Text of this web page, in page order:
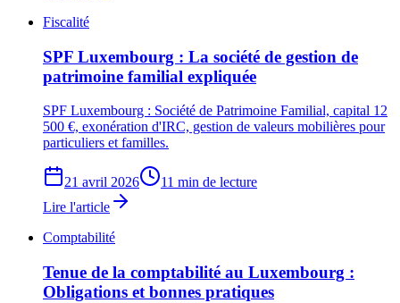
Fiscalité
SPF Luxembourg : La société de gestion de
patrimoine familial expliquée
SPF Luxembourg : Société de Patrimoine Familial, capital 12
500 €, exonération d'IRC, gestion de valeurs mobilières pour
particuliers et familles.
21 avril 2026
11 min de lecture
Lire l'article
Comptabilité
Tenue de la comptabilité au Luxembourg :
Obligations et bonnes pratiques